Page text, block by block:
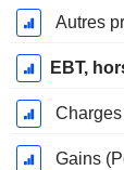
Autres
EBT,
Gains